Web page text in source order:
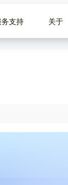
务支持 关于